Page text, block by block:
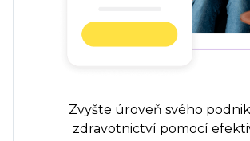
Zvyšte úroveň svého
zdravotnictví pomocí